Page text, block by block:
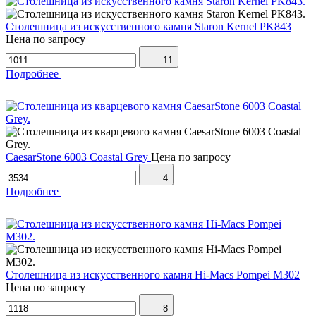
Столешница из искусственного камня Staron Kernel PK843
Цена по запросу
11
Подробнее
CaesarStone 6003 Coastal Grey Цена по запросу
4
Подробнее
Столешница из искусственного камня Hi-Macs Pompei M302
Цена по запросу
8